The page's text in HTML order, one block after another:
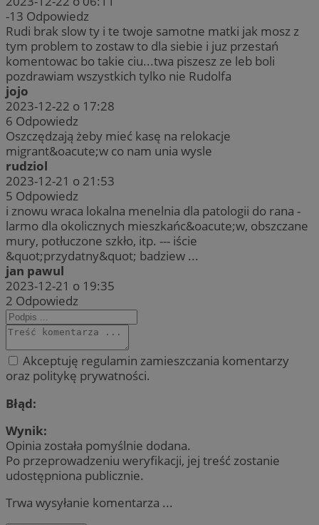
-13 Odpowiedz
Rudi brak slow ty i te twoje samotne matki jak mosz z
tym problem to zostaw to dla siebie i juz przestań
komentowac bo takie ciu...twa piszesz ze leb boli
pozdrawiam wszystkich tylko nie Rudolfa
jojo
2023-12-22 o 17:28
6 Odpowiedz
Oszczędzają żeby mieć kasę na relokacje
migrant&oacute;w co nam unia wysle
rudziol
2023-12-21 o 21:53
5 Odpowiedz
i znowu wraca lokalna menelnia dla patologii do rana -
larmo dla okolicznych mieszkańc&oacute;w, obszczane
mury, potłuczone szkło, itp. --- iście
&quot;przydatny&quot; badziew ...
jan pawul
2023-12-21 o 19:35
2 Odpowiedz
Akceptuję regulamin zamieszczania komentarzy
oraz politykę prywatności.
Błąd:
Wynik:
Opinia została pomyślnie dodana.
Po przeprowadzeniu weryfikacji, jej treść zostanie
udostępniona publicznie.
Trwa wysyłanie komentarza ...